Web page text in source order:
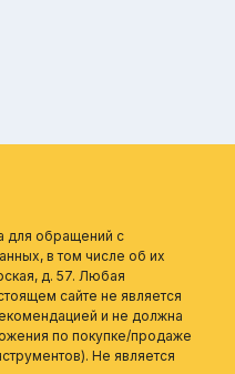
для обращений с
в том числе об их
д. 57. Любая
сайте не является
и не должна
по покупке/продаже
Не является